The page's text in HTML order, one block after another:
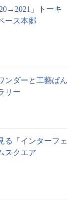
」トーキ
ース本郷
ンダーと工藝ぱん
リー
る「インターフェ
スクエア